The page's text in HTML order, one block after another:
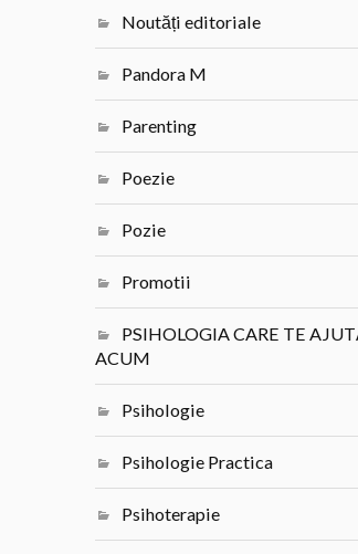
Noutăți editoriale
Pandora M
Parenting
Poezie
Pozie
Promotii
PSIHOLOGIA CARE TE
ACUM
Psihologie
Psihologie Practica
Psihoterapie